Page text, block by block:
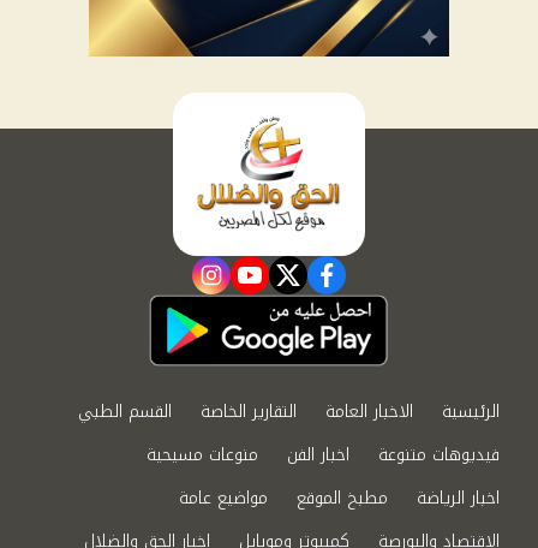
facebook
twitter
youtube
instagram
الرئيسية الاخبار العامة التقارير الخاصة
القسم الطبي
فيديوهات متنوعة
اخبار الفن
منوعات مسيحية
اخبار الرياضة
مطبخ الموقع
مواضيع عامة
الاقتصاد والبورصة
كمبيوتر وموبايل اخبار الحق والضلال